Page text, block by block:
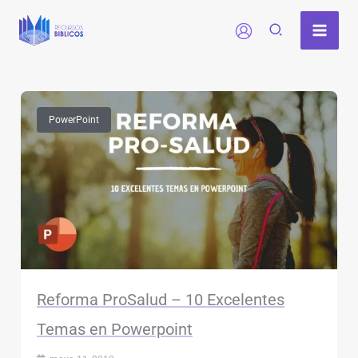
PowerPoint
Reforma ProSalud – 10 Excelentes
Temas en Powerpoint